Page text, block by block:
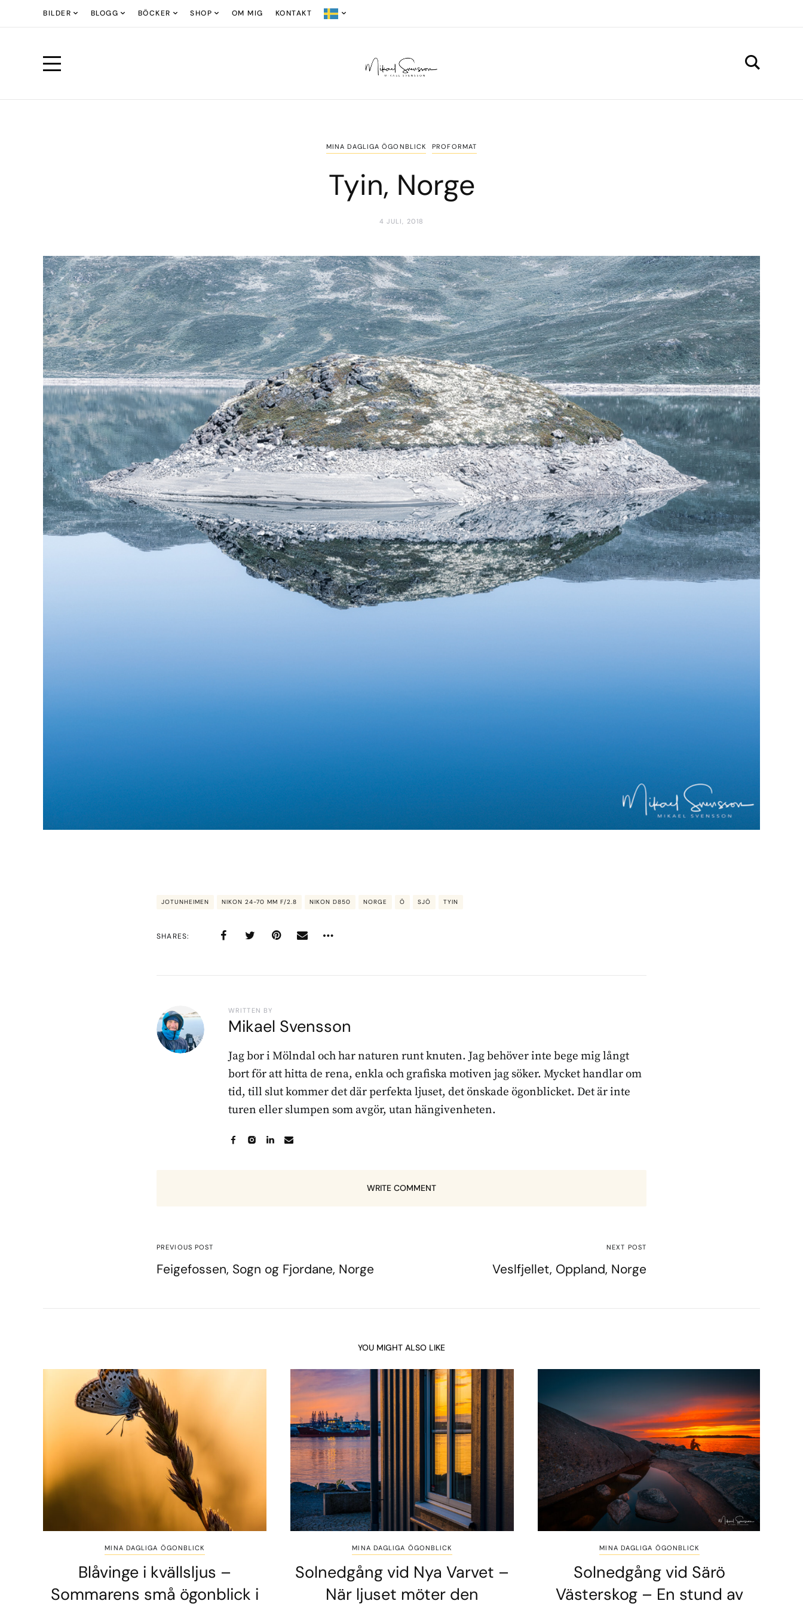
BILDER BLOGG BÖCKER SHOP OM MIG KONTAKT
MINA DAGLIGA ÖGONBLICK PROFORMAT
Tyin, Norge
4 JULI, 2018
JOTUNHEIMEN NIKON 24-70 MM F/2.8 NIKON D850 NORGE Ö SJÖ TYIN
SHARES
WRITTEN BY
Mikael Svensson
Jag bor i Mölndal och har naturen runt knuten. Jag behöver inte bege mig långt
bort för att hitta de rena, enkla och grafiska motiven jag söker. Mycket handlar om
tid, till slut kommer det där perfekta ljuset, det önskade ögonblicket. Det är inte
turen eller slumpen som avgör, utan hängivenheten.
WRITE COMMENT
PREVIOUS POST
Feigefossen, Sogn og Fjordane, Norge
NEXT POST
Veslfjellet, Oppland, Norge
YOU MIGHT ALSO LIKE
MINA DAGLIGA ÖGONBLICK
Blåvinge i kvällsljus –
Sommarens små ögonblick i
MINA DAGLIGA ÖGONBLICK
Solnedgång vid Nya Varvet –
När ljuset möter den
MINA DAGLIGA ÖGONBLICK
Solnedgång vid Särö
Västerskog – En stund av